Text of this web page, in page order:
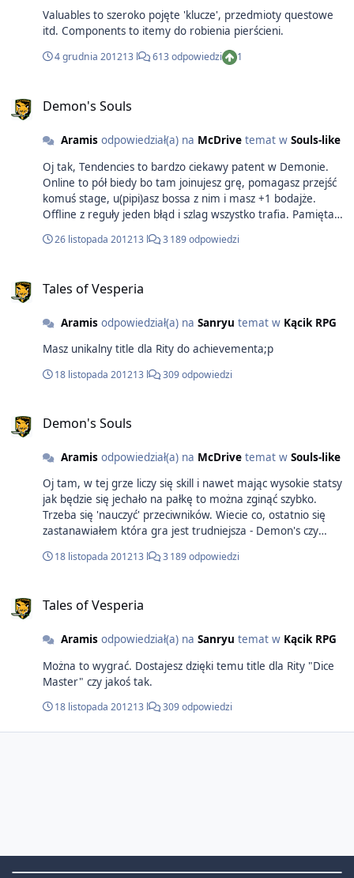
Valuables to szeroko pojęte 'klucze', przedmioty questowe
itd. Components to itemy do robienia pierścieni.
4 grudnia 201213 l 613 odpowiedzi 1
Demon's Souls
Aramisodpowiedział(a) na McDrivetemat w Souls-like
Oj tak, Tendencies to bardzo ciekawy patent w Demonie.
Online to pół biedy bo tam joinujesz grę, pomagasz przejść
komuś stage, u(pipi)asz bossa z nim i masz +1 bodajże.
Offline z reguły jeden błąd i szlag wszystko trafia. Pamiętam
samobójstwo, aby przypadkiem nie zginąć w jakimś levelu i
26 listopada 201213 l 3 189 odpowiedzi
Tales of Vesperia
Aramisodpowiedział(a) na Sanryu temat w Kącik RPG
Masz unikalny title dla Rity do achievementa;p
18 listopada 201213 l 309 odpowiedzi
Demon's Souls
Aramisodpowiedział(a) na McDrivetemat w Souls-like
Oj tam, w tej grze liczy się skill i nawet mając wysokie statsy
jak będzie się jechało na pałkę to można zginąć szybko.
Trzeba się 'nauczyć' przeciwników. Wiecie co, ostatnio się
zastanawiałem która gra jest trudniejsza - Demon's czy
chodzi o ogólny poziom trudnosci przeciwników i bossów.
szkieletami przy Emberze, no w każdej niemal lokacji coś
ma Estus Flaska więc jak się wy(pipi)my z zapasów i dusz to
może być ładny hardkor.
18 listopada 201213 l 3 189 odpowiedzi
Tales of Vesperia
Aramisodpowiedział(a) na Sanryu temat w Kącik RPG
Można to wygrać. Dostajesz dzięki temu title dla Rity "Dice
Master" czy jakoś tak.
18 listopada 201213 l 309 odpowiedzi